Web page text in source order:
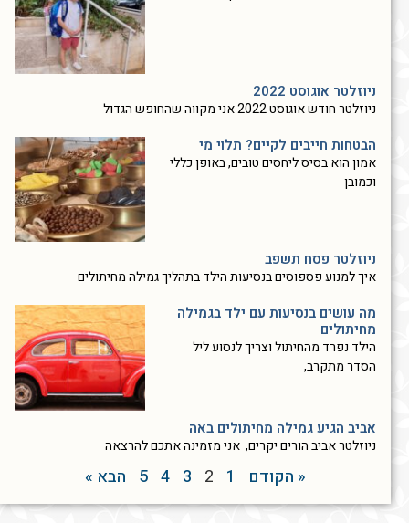
ניוזלטר אוגוסט 2022
ניוזלטר חודש אוגוסט 2022 אני מקווה שהחופש הגדול
הבטחות חייבים לקיים? תלוי מי
אמון הוא בסיס ליחסים טובים, באופן כללי
וכמובן
ניוזלטר פסח תשפב
איך למנוע פספוסים בנסיעות הילד בתהליך גמילה מחיתולים
מה עושים בנסיעות עם ילד בגמילה
מחיתולים
הילד נפרד מהחיתול וצריך לנסוע ליל
הסדר מתקרב,
אביב הגיע גמילה מחיתולים באה
ניוזלטר אביב הורים יקרים, אני מזמינה אתכם להרצאה
« הקודם 1
2
3
4
5 הבא »